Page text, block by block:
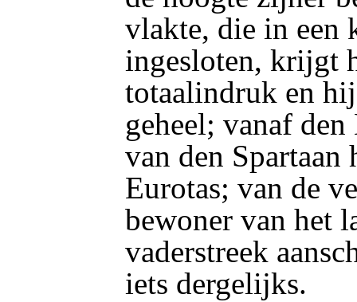
vlakte, die in een
ingesloten, krijgt
totaalindruk en
geheel; vanaf
van den Spartaan
Eurotas; van de
bewoner van het
vaderstreek
iets dergelijks.